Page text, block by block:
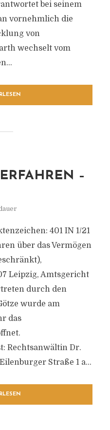
bei seinem
vornehmlich die
von
wechselt vom
–
401 IN 1/21
über das Vermögen
Leipzig, Amtsgericht
durch den
wurde am
das
Rechtsanwältin Dr.
Straße 1 a...